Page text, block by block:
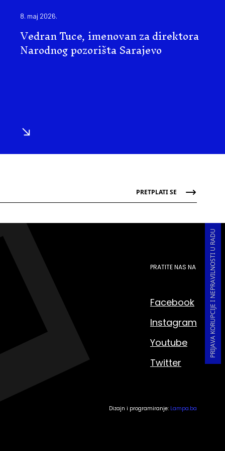
8. maj 2026.
Vedran Tuce, imenovan za direktora
Narodnog pozorišta Sarajevo
PRETPLATI SE
PRIJAVA KORUPCIJE I NEPRAVILNOSTI U RADU
PRATITE NAS NA
Facebook
Instagram
Youtube
Twitter
Dizajn i programiranje: Lampa.ba